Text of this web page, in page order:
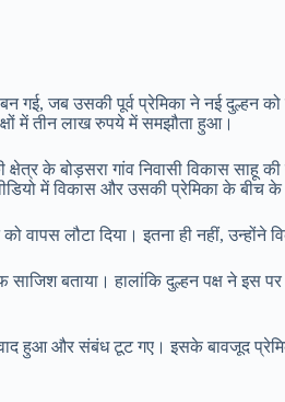
जब उसकी पूर्व प्रेमिका ने नई दुल्हन को
में तीन लाख रुपये में समझौता हुआ।
के बोड़सरा गांव निवासी विकास
में विकास और उसकी प्रेमिका के बीच
वापस लौटा दिया। इतना ही नहीं,
बताया। हालांकि दुल्हन पक्ष ने इस पर
हुआ और संबंध टूट गए। इसके बावजूद